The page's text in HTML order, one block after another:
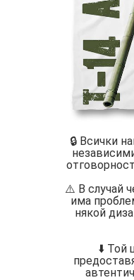
🔒 Всички
⚠️ В случай
има
някой
⬇️ Той